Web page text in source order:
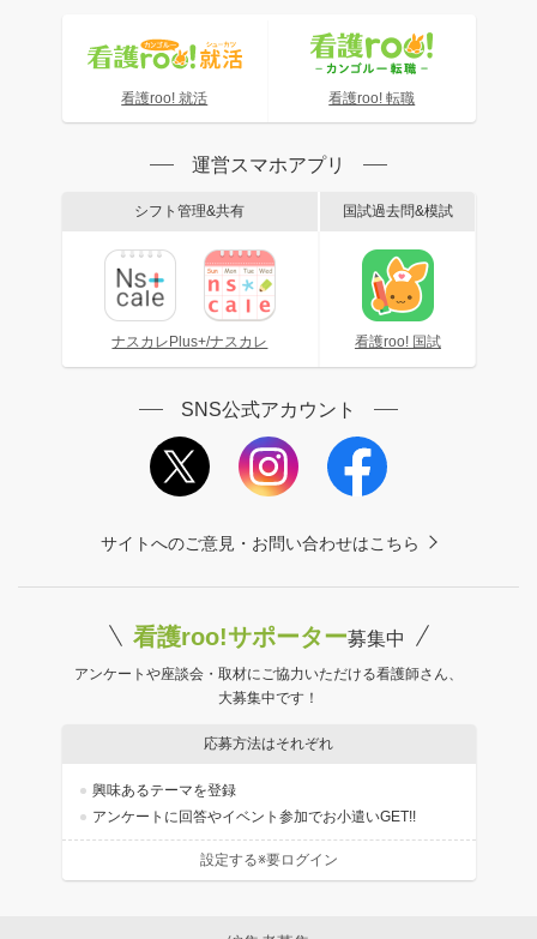
看護roo! 就活 看護roo! 転職
運営スマホアプリ
シフト管理&共有
ナスカレPlus+/ナスカレ
国試過去問&模試
看護roo! 国試
SNS公式アカウント
サイトへのご意見・お問い合わせはこちら
看護roo!サポーター募集中
アンケートや座談会・取材にご協力いただける看護師さん、
大募集中です！
応募方法はそれぞれ
興味あるテーマを登録
アンケートに回答やイベント参加でお小遣いGET!!
設定する※要ログイン